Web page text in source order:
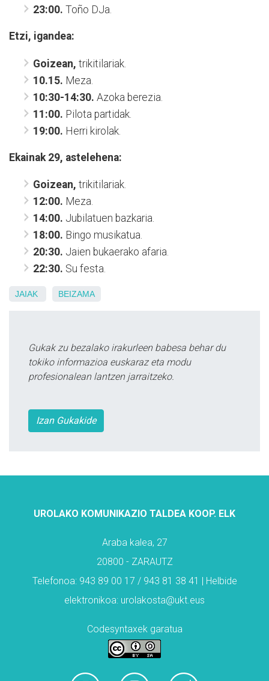
23:00. Toño DJa.
Etzi, igandea:
Goizean, trikitilariak.
10.15. Meza.
10:30-14:30. Azoka berezia.
11:00. Pilota partidak.
19:00. Herri kirolak.
Ekainak 29, astelehena:
Goizean, trikitilariak.
12:00. Meza.
14:00. Jubilatuen bazkaria.
18:00. Bingo musikatua.
20:30. Jaien bukaerako afaria.
22:30. Su festa.
JAIAK BEIZAMA
Gukak zu bezalako irakurleen babesa behar du
tokiko informazioa euskaraz eta modu
profesionalean lantzen jarraitzeko.
Izan Gukakide
UROLAKO KOMUNIKAZIO TALDEA KOOP. ELK
Araba kalea, 27
20800 - ZARAUTZ
Telefonoa: 943 89 00 17 / 943 81 38 41 | Helbide
elektronikoa: urolakosta@ukt.eus
Codesyntaxek garatua